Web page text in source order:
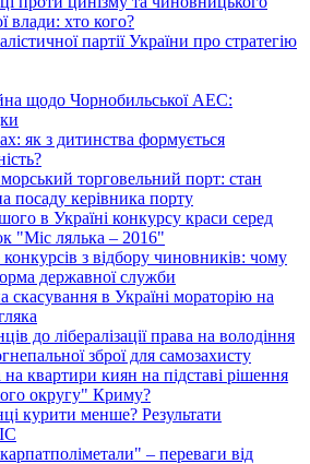
влади: хто кого?
партії України про стратегію
щодо Чорнобильської АЕС:
як з дитинства формується
торговельний порт: стан
посаду керівника порту
в Україні конкурсу краси серед
"Міс лялька – 2016"
з відбору чиновників: чому
державної служби
скасування в Україні мораторію на
до лібералізації права на володіння
зброї для самозахисту
на квартири киян на підставі рішення
округу" Криму?
курити менше? Результати
– переваги від